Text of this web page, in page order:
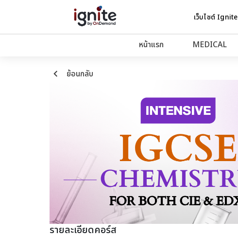
เว็บไซต์ Ignite
หน้าแรก MEDICAL
keyboard_arrow_left ย้อนกลับ
รายละเอียดคอร์ส